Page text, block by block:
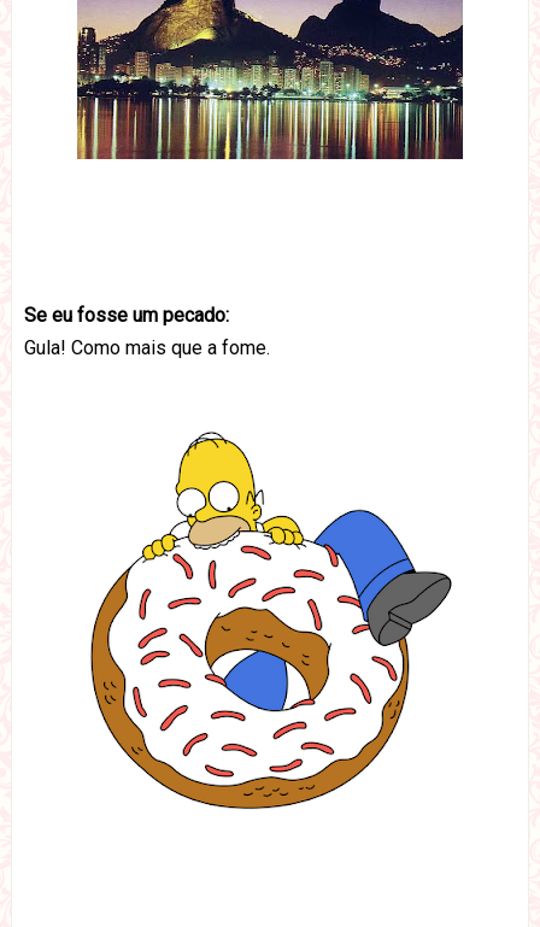
Se eu fosse um pecado:
Gula! Como mais que a fome.